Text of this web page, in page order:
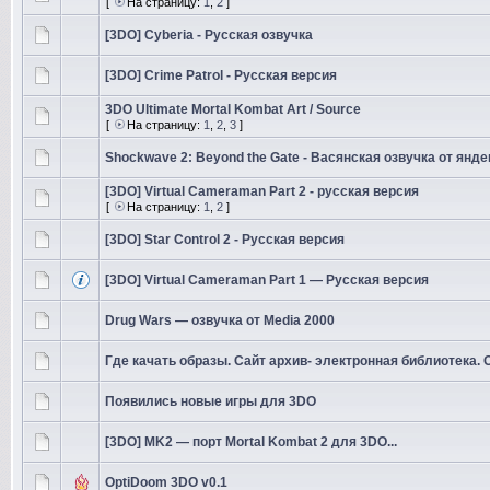
[3DO] Cyberia - Русская озвучка
[3DO] Crime Patrol - Русская версия
3DO Ultimate Mortal Kombat Art / Source
[ На страницу: 1 2 3 ]
Shockwave 2: Beyond the Gate - Васянская озвучка от
[3DO] Virtual Cameraman Part 2 - русская версия
[ На страницу: 1 2 ]
[3DO] Star Control 2 - Русская версия
[3DO] Virtual Cameraman Part 1 — Русская версия
Drug Wars — озвучка от Media 2000
Где качать образы. Сайт архив- электронная библиотека.
Появились новые игры для 3DO
[3DO] MK2 — порт Mortal Kombat 2 для 3DO...
OptiDoom 3DO v0.1